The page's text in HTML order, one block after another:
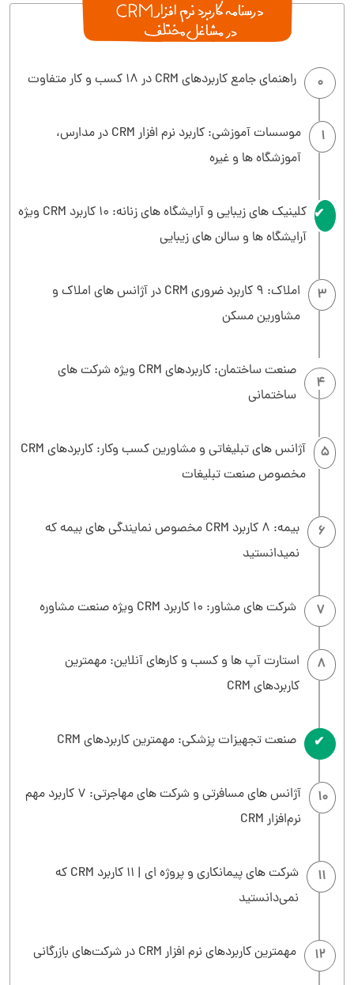
0 راهنمای جامع کاربردهای CRM در 18 کسب و کار متفاوت
1
موسسات آموزشی: کاربرد نرم افزار CRM در مدارس،
آموزشگاه ها و غیره
2
کلینیک های زیبایی و آرایشگاه های زنانه: 10 کاربرد CRM ویژه
آرایشگاه ها و سالن های زیبایی
3
املاک: 9 کاربرد ضروری CRM در آژانس های املاک و
مشاورین مسکن
4
صنعت ساختمان: کاربردهای CRM ویژه شرکت های
ساختمانی
5
آژانس های تبلیغاتی و مشاورین کسب وکار: کاربردهای CRM
مخصوص صنعت تبلیغات
6
بیمه: 8 کاربرد CRM مخصوص نمایندگی های بیمه که
نمیدانستید
7 شرکت های مشاور: 10 کاربرد CRM ویژه صنعت مشاوره
8
استارت آپ ها و کسب و کارهای آنلاین: مهمترین
کاربردهای CRM
9 صنعت تجهیزات پزشکی: مهمترین کاربردهای CRM
10
آژانس های مسافرتی و شرکت های مهاجرتی: 7 کاربرد مهم
نرم‌افزار CRM
11
شرکت های پیمانکاری و پروژه ای | 11 کاربرد CRM که
نمی‌دانستید
12 مهمترین کاربردهای نرم افزار CRM در شرکت‌های بازرگانی